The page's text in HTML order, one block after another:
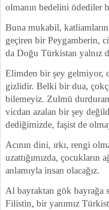
olmanın bedelini ödediler
Buna mukabil,
geçiren bir Peygamberin,
da Doğu Türkistan yalnız
Elimden bir şey gelmiyor,
gizlidir. Belki bir dua,
bilemeyiz. Zulmü
vicdan azalan bir şey
dediğimizde, faşist de
Acının dini, ırkı, rengi
uzattığımızda, çocukların
anlamıyla insan olacağız.
Al bayraktan gök bayrağa
Filistin, bir yanımız